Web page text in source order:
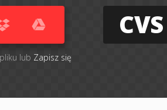
lub Zapisz się
CVS